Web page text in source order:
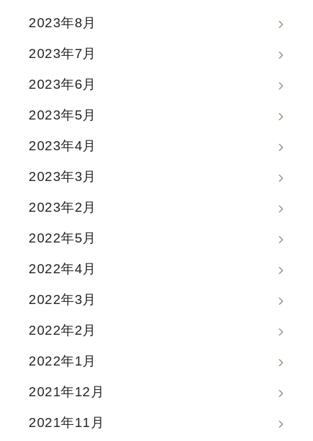
2023年8月
2023年7月
2023年6月
2023年5月
2023年4月
2023年3月
2023年2月
2022年5月
2022年4月
2022年3月
2022年2月
2022年1月
2021年12月
2021年11月